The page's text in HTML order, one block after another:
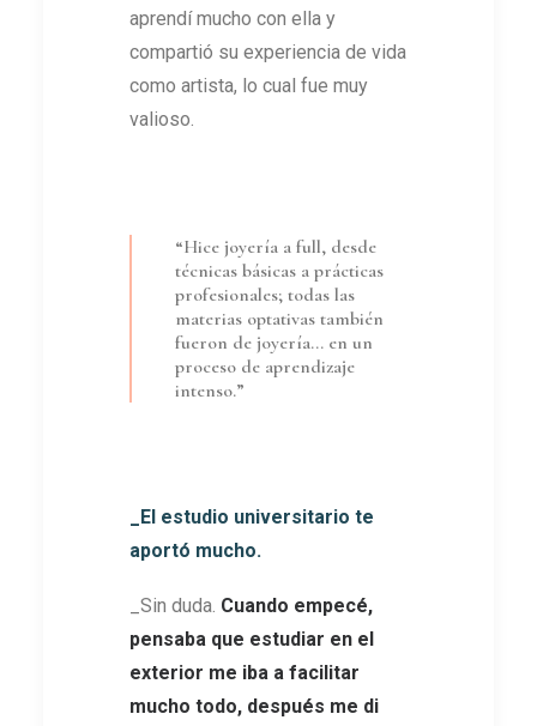
aprendí mucho con ella y
compartió su experiencia de vida
como artista, lo cual fue muy
valioso.
“Hice joyería a full, desde
técnicas básicas a prácticas
profesionales; todas las
materias optativas también
fueron de joyería… en un
proceso de aprendizaje
intenso.”
_El estudio universitario te
aportó mucho.
_Sin duda. Cuando empecé,
pensaba que estudiar en el
exterior me iba a facilitar
mucho todo, después me di